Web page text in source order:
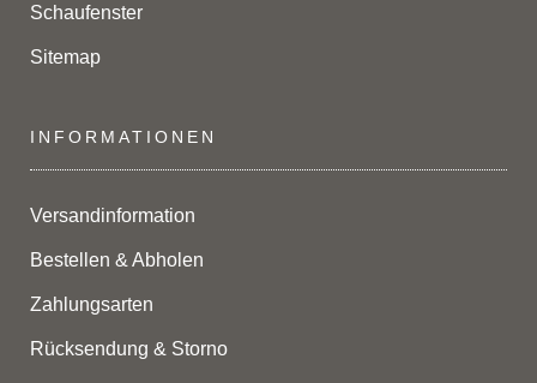
Schaufenster
Sitemap
INFORMATIONEN
Versandinformation
Bestellen & Abholen
Zahlungsarten
Rücksendung & Storno